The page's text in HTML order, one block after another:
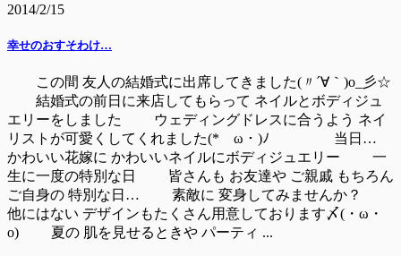
2014/2/15
幸せのおすそわけ…
この間 友人の結婚式に出席してきました(〃´∀｀)o_彡☆
結婚式の前日に来店してもらって ネイルとボディジュ
エリーをしました ウェディングドレスに合うよう ネイ
リストが可愛くしてくれました(*ゝω・)ﾉ 当日…
かわいい花嫁に かわいいネイルにボディジュエリー 一
生に一度の特別な日 皆さんも お友達や ご親戚 もちろん
ご自身の 特別な日… 素敵に 変身してみませんか？
他にはない デザインもたくさん用意しております〆(・ω・
o) 夏の 肌を見せるときや パーティ ...